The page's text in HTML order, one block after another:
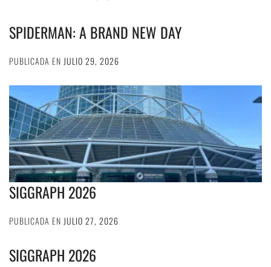
SPIDERMAN: A BRAND NEW DAY
PUBLICADA EN JULIO 29, 2026
SIGGRAPH 2026
PUBLICADA EN JULIO 27, 2026
SIGGRAPH 2026